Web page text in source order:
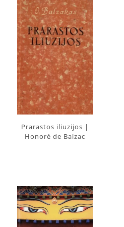
Prarastos iliuzijos |
Honoré de Balzac